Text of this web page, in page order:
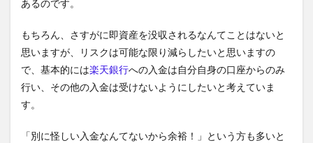
あるのです。
もちろん、さすがに即資産を没収されるなんてことはないと
思いますが、リスクは可能な限り減らしたいと思いますの
で、基本的には楽天銀行への入金は自分自身の口座からのみ
行い、その他の入金は受けないようにしたいと考えていま
す。
「別に怪しい入金なんてないから余裕！」という方も多いと